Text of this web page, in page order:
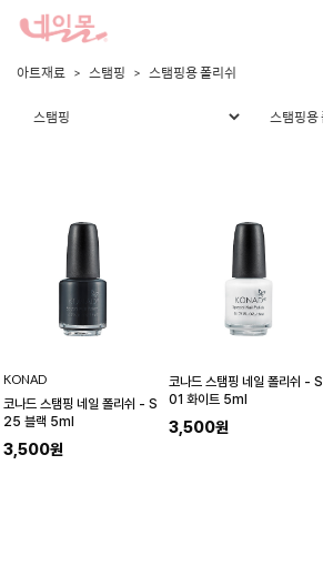
아트재료 스탬핑 스탬핑용 폴리쉬
KONAD
코나드 스탬핑 네일 폴리쉬 - S
25 블랙 5ml
3,500원
코나드 스탬핑 네일 폴리쉬 - S
01 화이트 5ml
3,500원